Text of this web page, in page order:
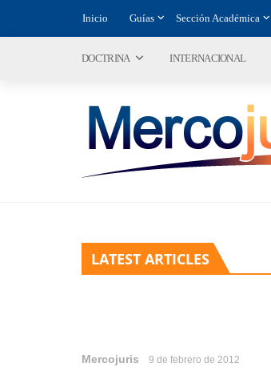
Inicio Guías Sección Académica
DOCTRINA INTERNACIONAL
LATEST ARTICLES
Mercojuris 9 de febrero de 2012